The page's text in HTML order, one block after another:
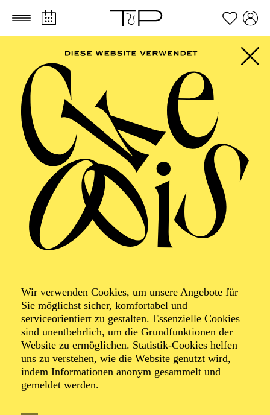
Zum Hauptinhalt springen Zum Footer springen
Wir verwenden Cookies, um unsere Angebote für
Sie möglichst sicher, komfortabel und
serviceorientiert zu gestalten. Essenzielle Cookies
sind unentbehrlich, um die Grundfunktionen der
Website zu ermöglichen. Statistik-Cookies helfen
uns zu verstehen, wie die Website genutzt wird,
indem Informationen anonym gesammelt und
gemeldet werden.
SCHAUSPIEL ESSEN
Uraufführung
Alles wie es sein
soll
von Dawn King
(Auftragswerk)
Deutsch von Henning Bochert